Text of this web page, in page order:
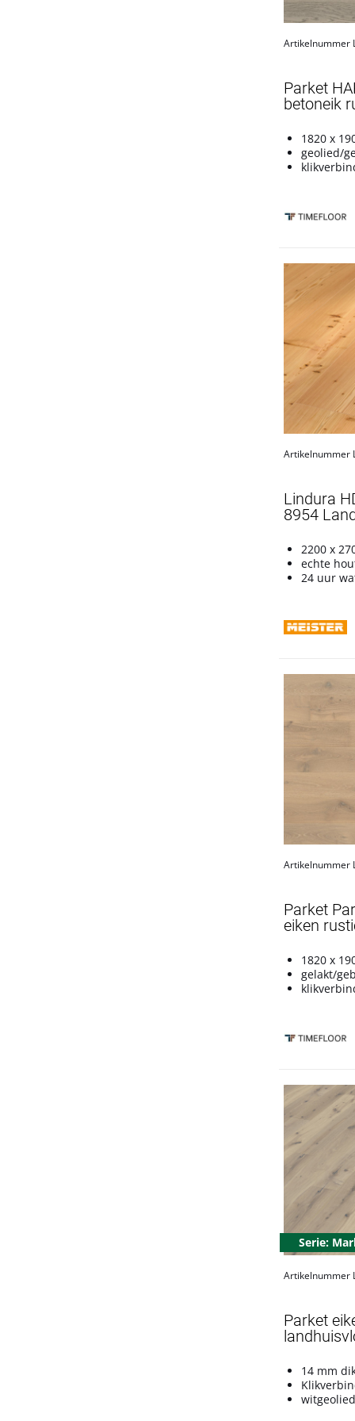
Artikelnummer
Parket
betoneik
1820 x
geolied/
Artikelnummer
Lindura
8954
2200 x
echte
24 uur
Artikelnummer
Parket
eiken
1820 x
gelakt/
Serie:
Artikelnummer
Parket
14 mm
witgeolied